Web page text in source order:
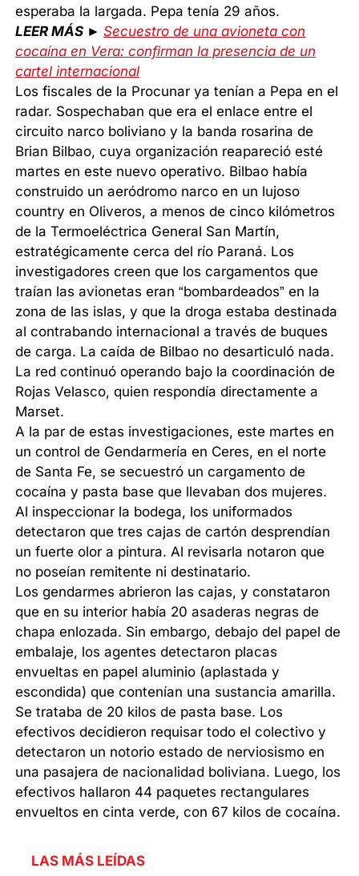
esperaba la largada. Pepa tenía 29 años.
LEER MÁS ►Secuestro de una avioneta con
cocaína en Vera: confirman la presencia de un
cartel internacional
Los fiscales de la Procunar ya tenían a Pepa en el
radar. Sospechaban que era el enlace entre el
circuito narco boliviano y la banda rosarina de
Brian Bilbao, cuya organización reapareció esté
martes en este nuevo operativo. Bilbao había
construido un aeródromo narco en un lujoso
country en Oliveros, a menos de cinco kilómetros
de la Termoeléctrica General San Martín,
estratégicamente cerca del río Paraná. Los
investigadores creen que los cargamentos que
traían las avionetas eran “bombardeados” en la
zona de las islas, y que la droga estaba destinada
al contrabando internacional a través de buques
de carga. La caída de Bilbao no desarticuló nada.
La red continuó operando bajo la coordinación de
Rojas Velasco, quien respondía directamente a
Marset.
A la par de estas investigaciones, este martes en
un control de Gendarmería en Ceres, en el norte
de Santa Fe, se secuestró un cargamento de
cocaína y pasta base que llevaban dos mujeres.
Al inspeccionar la bodega, los uniformados
detectaron que tres cajas de cartón desprendían
un fuerte olor a pintura. Al revisarla notaron que
no poseían remitente ni destinatario.
Los gendarmes abrieron las cajas, y constataron
que en su interior había 20 asaderas negras de
chapa enlozada. Sin embargo, debajo del papel de
embalaje, los agentes detectaron placas
envueltas en papel aluminio (aplastada y
escondida) que contenían una sustancia amarilla.
Se trataba de 20 kilos de pasta base. Los
efectivos decidieron requisar todo el colectivo y
detectaron un notorio estado de nerviosismo en
una pasajera de nacionalidad boliviana. Luego, los
efectivos hallaron 44 paquetes rectangulares
envueltos en cinta verde, con 67 kilos de cocaína.
LAS MÁS LEÍDAS